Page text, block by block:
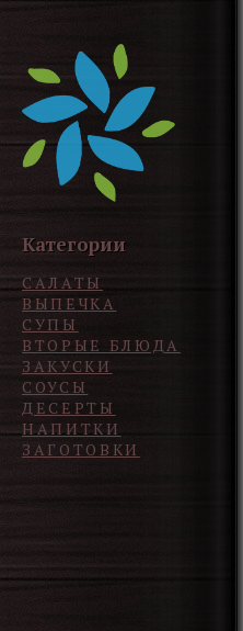
Категории
САЛАТЫ
ВЫПЕЧКА
СУПЫ
ВТОРЫЕ БЛЮДА
ЗАКУСКИ
СОУСЫ
ДЕСЕРТЫ
НАПИТКИ
ЗАГОТОВКИ